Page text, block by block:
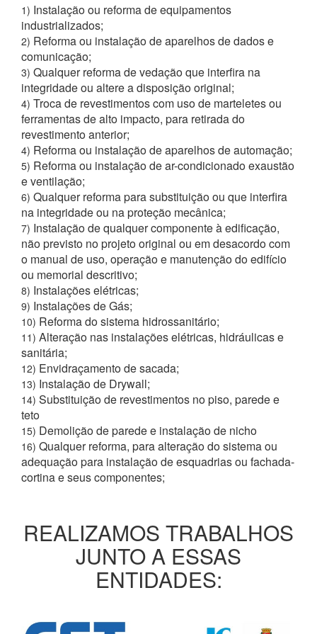
1) Instalação ou reforma de equipamentos
industrializados;
2) Reforma ou instalação de aparelhos de dados e
comunicação;
3) Qualquer reforma de vedação que interfira na
integridade ou altere a disposição original;
4) Troca de revestimentos com uso de marteletes ou
ferramentas de alto impacto, para retirada do
revestimento anterior;
4) Reforma ou instalação de aparelhos de automação;
5) Reforma ou instalação de ar-condicionado exaustão
e ventilação;
6) Qualquer reforma para substituição ou que interfira
na integridade ou na proteção mecânica;
7) Instalação de qualquer componente à edificação,
não previsto no projeto original ou em desacordo com
o manual de uso, operação e manutenção do edifício
ou memorial descritivo;
8) Instalações elétricas;
9) Instalações de Gás;
10) Reforma do sistema hidrossanitário;
11) Alteração nas instalações elétricas, hidráulicas e
sanitária;
12) Envidraçamento de sacada;
13) Instalação de Drywall;
14) Substituição de revestimentos no piso, parede e
teto
15) Demolição de parede e instalação de nicho
16) Qualquer reforma, para alteração do sistema ou
adequação para instalação de esquadrias ou fachada-
cortina e seus componentes;
REALIZAMOS TRABALHOS
JUNTO A ESSAS
ENTIDADES: